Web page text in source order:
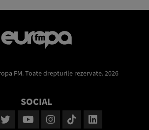
FM. Toate drepturile rezervate. 2026
SOCIAL